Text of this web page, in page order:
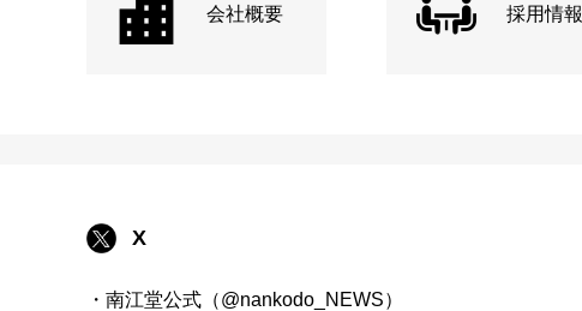
会社概要 採用情報
X
・南江堂公式（@nankodo_NEWS）